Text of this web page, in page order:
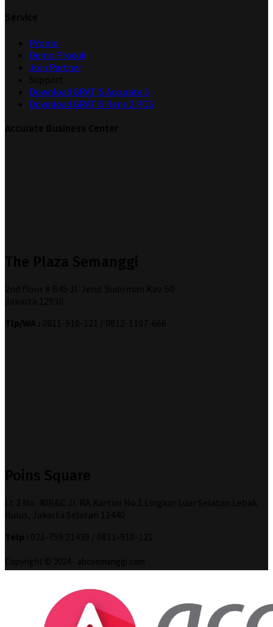
Promo
Demo Produk
Join Partner
Download GRATIS Accurate 5
Download GRATIS Rene 2 POS